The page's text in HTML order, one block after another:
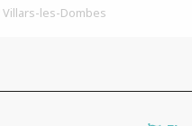
Villars-les-Dombes